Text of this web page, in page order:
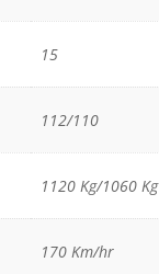
15
112/110
1120 Kg/1060 Kg
170 Km/hr